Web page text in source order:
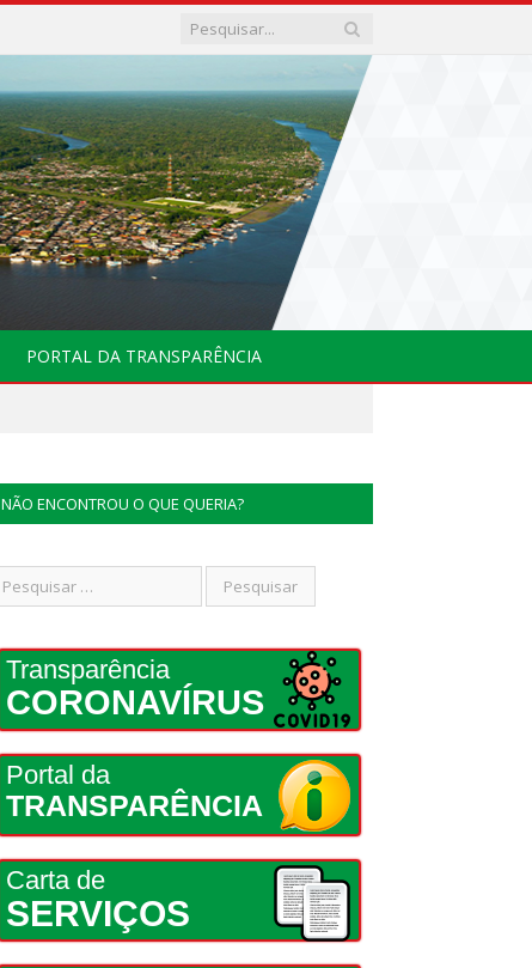
PORTAL DA TRANSPARÊNCIA
NÃO ENCONTROU O QUE QUERIA?
Transparência
CORONAVÍRUS
Portal da
TRANSPARÊNCIA
Carta de
SERVIÇOS